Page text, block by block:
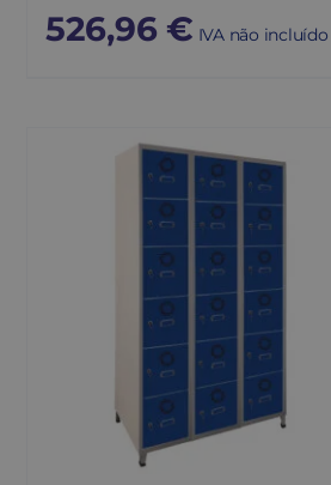
526,96 € IVA não incluído